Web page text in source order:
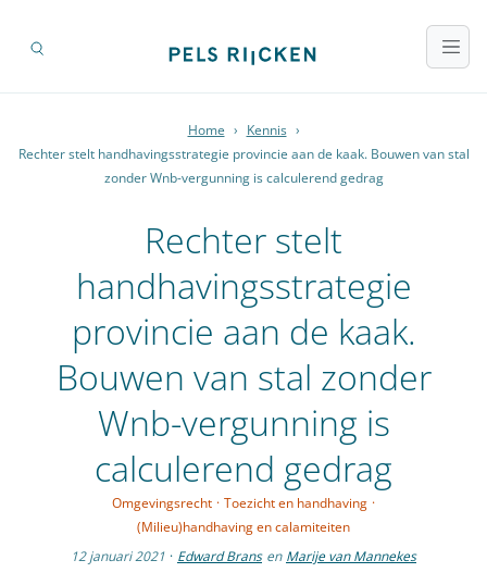
Home › Kennis ›
Rechter stelt handhavingsstrategie provincie aan de kaak. Bouwen van stal
zonder Wnb-vergunning is calculerend gedrag
Rechter stelt
handhavingsstrategie
provincie aan de kaak.
Bouwen van stal zonder
Wnb-vergunning is
calculerend gedrag
Omgevingsrecht · Toezicht en handhaving ·
(Milieu)handhaving en calamiteiten
12 januari 2021 · Edward Brans en Marije van Mannekes